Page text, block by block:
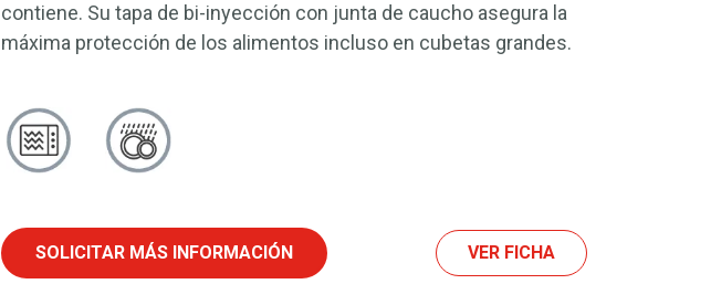
contiene. Su tapa de bi-inyección con junta de caucho asegura la
máxima protección de los alimentos incluso en cubetas grandes.
SOLICITAR MÁS INFORMACIÓN VER FICHA